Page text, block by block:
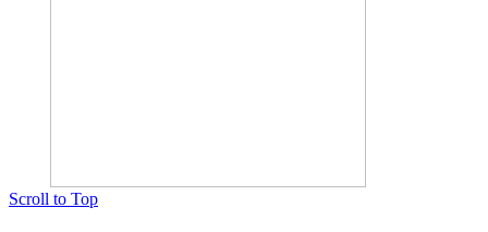
Scroll to Top